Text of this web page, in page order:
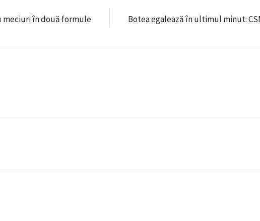
meciuri în două formule Botea egalează în ultimul minut: